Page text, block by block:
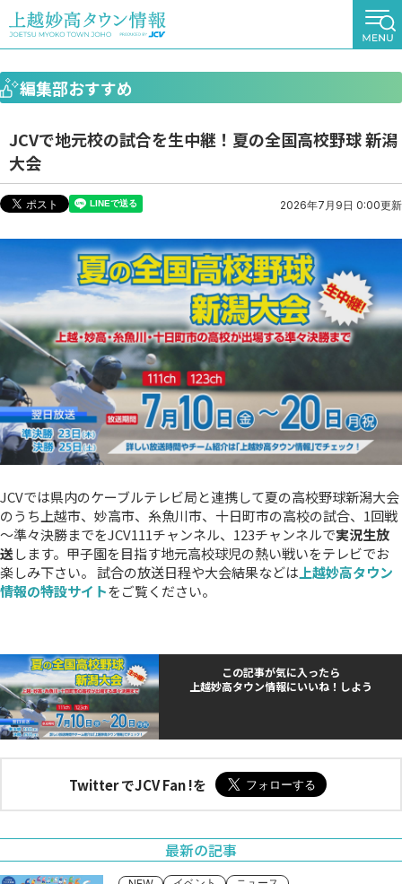
編集部おすすめ
JCVで地元校の試合を生中継！夏の全国高校野球 新潟
大会
2026年7月9日 0:00更新
JCVでは県内のケーブルテレビ局と連携して夏の高校野球新潟大会
のうち上越市、妙高市、糸魚川市、十日町市の高校の試合、1回戦
～準々決勝までをJCV111チャンネル、123チャンネルで実況生放
送します。甲子園を目指す地元高校球児の熱い戦いをテレビでお
楽しみ下さい。 試合の放送日程や大会結果などは 上越妙高タウン
情報の特設サイトをご覧ください。
この記事が気に入ったら
上越妙高タウン情報にいいね！しよう
Twitter でJCV Fan !を
最新の記事